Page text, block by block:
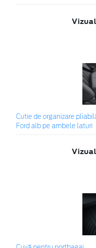
Cutie de organizare
Ford alb pe ambele laturi